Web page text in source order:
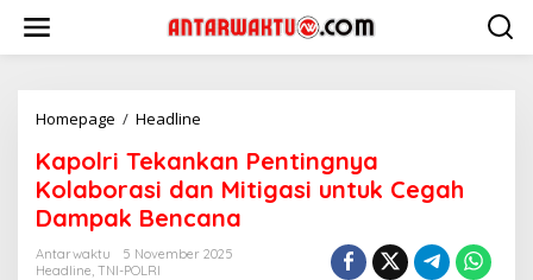
konten
Homepage / Headline
Pentingnya
Kolaborasi
dan
Mitigasi
untuk
Kapolri Tekankan Pentingnya
Kolaborasi dan Mitigasi untuk Cegah
Dampak Bencana
Antarwaktu
5 November 2025
Headline, TNI-POLRI